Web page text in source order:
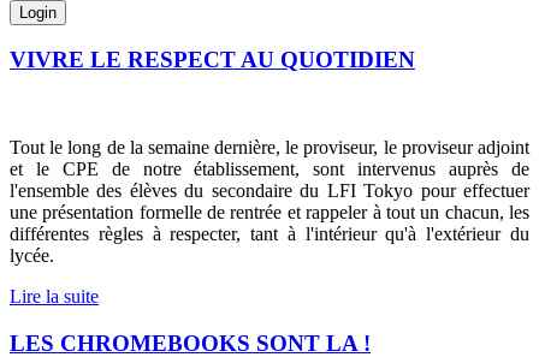
VIVRE LE RESPECT AU QUOTIDIEN
Tout le long de la semaine dernière, le proviseur, le proviseur adjoint
et le CPE de notre établissement, sont intervenus auprès de
l'ensemble des élèves du secondaire du LFI Tokyo pour effectuer
une présentation formelle de rentrée et rappeler à tout un chacun, les
différentes règles à respecter, tant à l'intérieur qu'à l'extérieur du
lycée.
Lire la suite
LES CHROMEBOOKS SONT LA !